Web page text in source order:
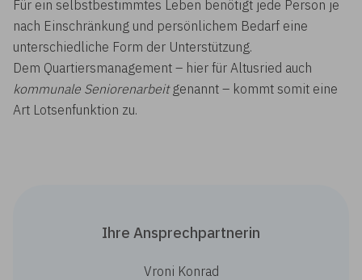
Für ein selbstbestimmtes Leben benötigt jede Person je
nach Einschränkung und persönlichem Bedarf eine
unterschiedliche Form der Unterstützung.
Dem Quartiersmanagement – hier für Altusried auch
kommunale Seniorenarbeitgenannt – kommt somit eine
Art Lotsenfunktion zu.
Ihre Ansprechpartnerin
Vroni Konrad